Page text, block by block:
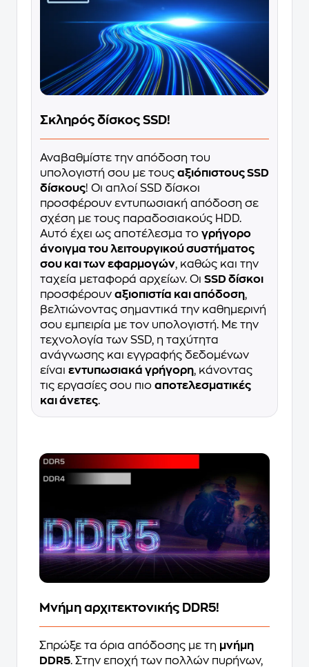
Σκληρός δίσκος SSD!
Αναβαθμίστε την απόδοση του
υπολογιστή σου με τους αξιόπιστους SSD
δίσκους! Οι απλοί SSD δίσκοι
προσφέρουν εντυπωσιακή απόδοση σε
σχέση με τους παραδοσιακούς HDD.
Αυτό έχει ως αποτέλεσμα το γρήγορο
άνοιγμα του λειτουργικού συστήματος
σου και των εφαρμογών, καθώς και την
ταχεία μεταφορά αρχείων. Οι SSD δίσκοι
προσφέρουν αξιοπιστία και απόδοση,
βελτιώνοντας σημαντικά την καθημερινή
σου εμπειρία με τον υπολογιστή. Με την
τεχνολογία των SSD, η ταχύτητα
ανάγνωσης και εγγραφής δεδομένων
είναι εντυπωσιακά γρήγορη, κάνοντας
τις εργασίες σου πιο αποτελεσματικές
και άνετες.
Μνήμη αρχιτεκτονικής DDR5!
Σπρώξε τα όρια απόδοσης με τη μνήμη
DDR5. Στην εποχή των πολλών πυρήνων,